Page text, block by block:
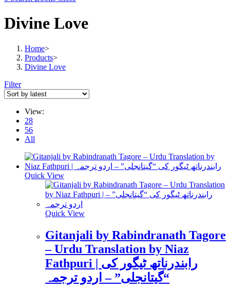
Divine Love
Home>
Products>
Divine Love
Filter
View:
28
56
All
Quick View
Quick View
Gitanjali by Rabindranath Tagore
– Urdu Translation by Niaz
Fathpuri | رابندرناتھ ٹیگور کی
“گیتانجلی” – اردو ترجمہ